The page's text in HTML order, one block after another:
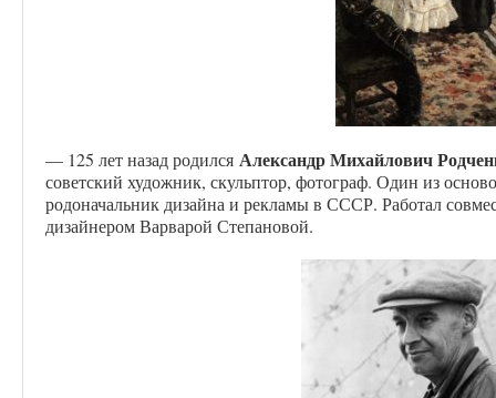
— 125 лет назад родился Александр Михайлович
советский художник, скульптор, фотограф. Один из
родоначальник дизайна и рекламы в СССР. Работал
дизайнером Варварой Степановой.